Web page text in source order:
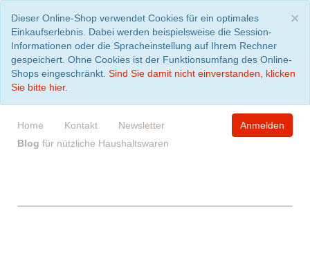
×
Dieser Online-Shop verwendet Cookies für ein optimales
Einkaufserlebnis. Dabei werden beispielsweise die Session-
Informationen oder die Spracheinstellung auf Ihrem Rechner
gespeichert. Ohne Cookies ist der Funktionsumfang des Online-
Shops eingeschränkt. Sind Sie damit nicht einverstanden, klicken
Sie bitte hier.
Home Kontakt
Newsletter
Blog für nützliche Haushaltswaren
Anmelden